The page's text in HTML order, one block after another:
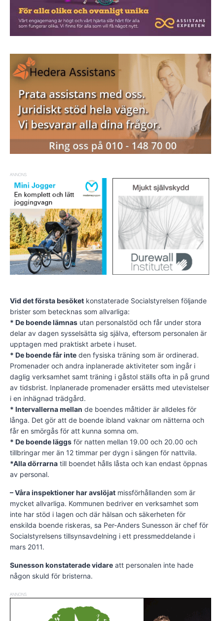
ANNONS
Vid det första besöket konstaterade Socialstyrelsen följande
brister som betecknas som allvarliga:
* De boende lämnas utan personalstöd och får under stora
delar av dagen sysselsätta sig själva, eftersom personalen är
upptagen med praktiskt arbete i huset.
* De boende får inte den fysiska träning som är ordinerad.
Promenader och andra inplanerade aktiviteter som ingår i
daglig verksamhet samt träning i gåstol ställs ofta in på grund
av tidsbrist. Inplanerade promenader ersätts med utevistelser
i en inhägnad trädgård.
* Intervallerna mellan de boendes måltider är alldeles för
långa. Det gör att de boende ibland vaknar om nätterna och
får en smörgås för att kunna somna om.
* De boende läggs för natten mellan 19.00 och 20.00 och
tillbringar mer än 12 timmar per dygn i sängen för nattvila.
*Alla dörrarna till boendet hålls låsta och kan endast öppnas
av personal.
– Våra inspektioner har avslöjat missförhållanden som är
mycket allvarliga. Kommunen bedriver en verksamhet som
inte har stöd i lagen och där hälsan och säkerheten för
enskilda boende riskeras, sa Per-Anders Sunesson är chef för
Socialstyrelsens tillsynsavdelning i ett pressmeddelande i
mars 2011.
Sunesson konstaterade vidare att personalen inte hade
någon skuld för bristerna.
ANNONS